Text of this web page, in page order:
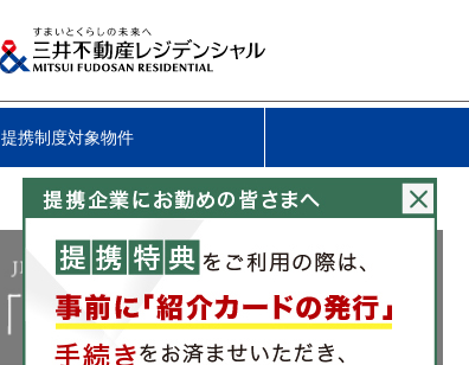
提携制度対象物件